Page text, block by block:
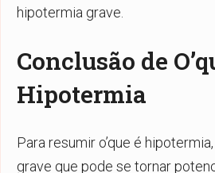
hipotermia grave.
Conclusão de
Hipotermia
Para resumir o’que é
grave que pode se tornar